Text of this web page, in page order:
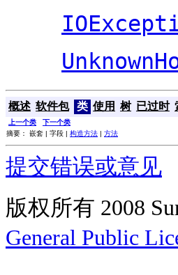
概述 软件包 类 使用 树 已过时
上一个类 下一个类
摘要： 嵌套 | 字段 | 构造方法 | 方法
提交错误或意见
版权所有 2008
General Public